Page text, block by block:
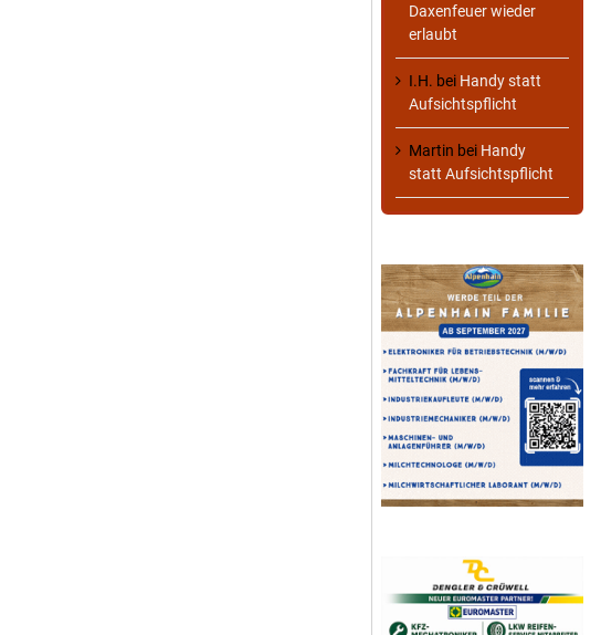
Daxenfeuer wieder
erlaubt
I.H. bei Handy statt
Aufsichtspflicht
Martin bei Handy
statt Aufsichtspflicht